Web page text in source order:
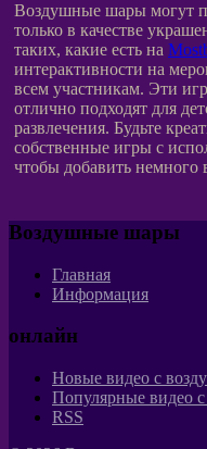
Воздушные шары могут
только в качестве
таких, какие есть на
интерактивности на
всем участникам. Эти
отлично подходят для
развлечения. Будьте
собственные игры с
чтобы добавить немного
Воздушные шары
Главная
Информация
онлайн
Новые видео с
Популярные видео
RSS